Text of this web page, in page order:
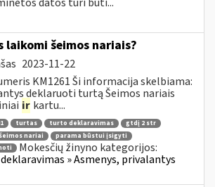
laikomi šeimos nariais?
2023-11-22
KM1261 Ši informacija skelbiama:
deklaruoti turtą Šeimos nariais
ir kartu...
turtas turto deklaravimas
gtdį 2 str
šeimos nariai
parama būstui įsigyti
Mokesčių žinyno kategorijos:
» Asmenys, privalantys